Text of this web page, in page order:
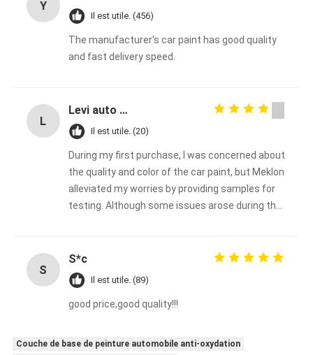
Y
Il est utile. (456)
The manufacturer's car paint has good quality
and fast delivery speed.
L
Levi auto paint
Il est utile. (20)
During my first purchase, I was concerned about
the quality and color of the car paint, but Meklon
alleviated my worries by providing samples for
testing. Although some issues arose during the
will continue to support them in the long term
S
S*c
Il est utile. (89)
good price,good quality!!!
Couche de base de peinture automobile anti-oxydation